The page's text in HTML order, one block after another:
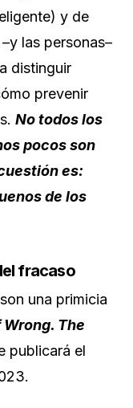
y de
las personas–
distinguir
prevenir
No todos los
pocos son
es:
de los
fracaso
una primicia
The
publicará el